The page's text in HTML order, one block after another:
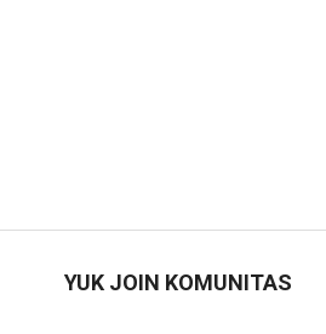
YUK JOIN KOMUNITAS